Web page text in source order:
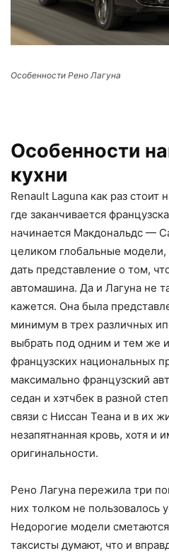
Особенности Рено Лагуна
Особенности
кухни
Renault Laguna как раз стоит
где заканчивается
начинается Макдональдс —
целиком глобальные
дать представление о том,
автомашина. Да и Лагуна не
кажется. Она была
минимум в трех различных
выбрать под одним и тем же
французских национальных
максимально французский
седан и хэтчбек в разной
связи с Ниссан Теана и в их
незапятнанная кровь, хотя и
оригинальности.
Рено Лагуна пережила три
них толком не пользовалось
Недорогие модели
таксисты думают, что и